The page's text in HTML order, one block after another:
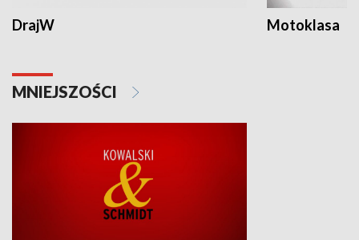
DrajW Motoklasa
MNIEJSZOŚCI